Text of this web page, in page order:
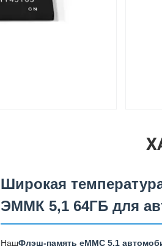
Широкая
ЭММК 5,1 64ГБ для
НашФлэш-память eMMC 5.1